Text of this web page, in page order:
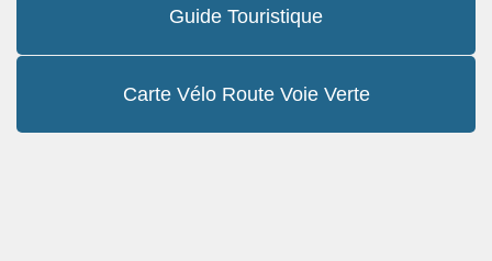
Guide Touristique
Carte Vélo Route Voie Verte